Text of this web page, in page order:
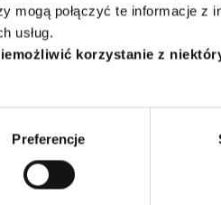
mogą połączyć te informacje z
usług.
korzystanie z
Preferencje